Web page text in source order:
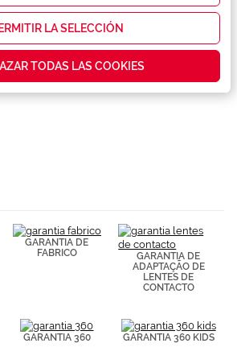
LA SELECCIÓN
TODAS LAS COOKIES
GARANTIA DE
FABRICO
GARANTIA DE
ADAPTAÇÃO DE
LENTES DE
CONTACTO
GARANTIA 360 GARANTIA 360 KIDS